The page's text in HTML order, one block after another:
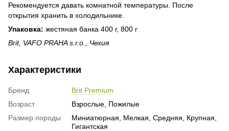
Рекомендуется давать комнатной температуры. После
открытия хранить в холодильнике.
Упаковка: жестяная банка 400 г, 800 г
Brit, VAFO PRAHA s.r.o., Чехия
Характеристики
Бренд
Brit Premium
Возраст
Взрослые, Пожилые
Размер породы
Миниатюрная, Мелкая, Средняя, Крупная,
Гигантская